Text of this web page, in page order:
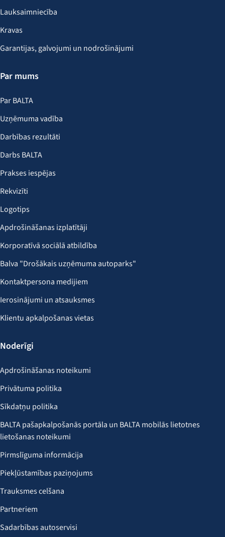
Lauksaimniecība
Kravas
Garantijas, galvojumi un nodrošinājumi
Par mums
Par BALTA
Uzņēmuma vadība
Darbības rezultāti
Darbs BALTA
Prakses iespējas
Rekvizīti
Logotips
Apdrošināšanas izplatītāji
Korporatīvā sociālā atbildība
Balva "Drošākais uzņēmuma autoparks"
Kontaktpersona medijiem
Ierosinājumi un atsauksmes
Klientu apkalpošanas vietas
Noderīgi
Apdrošināšanas noteikumi
Privātuma politika
Sīkdatņu politika
BALTA pašapkalpošanās portāla un BALTA mobilās lietotnes
lietošanas noteikumi
Pirmslīguma informācija
Piekļūstamības paziņojums
Trauksmes celšana
Partneriem
Sadarbības autoservisi